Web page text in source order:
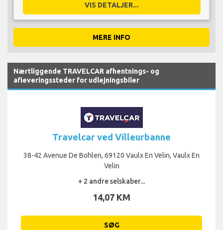
VIS DETALJER...
MERE INFO
Nærtliggende TRAVELCAR afhentnings- og
afleveringssteder for udlejningsbiler
Travelcar ved Villeurbanne
38-42 Avenue De Bohlen, 69120 Vaulx En Velin, Vaulx En
Velin
+ 2 andre selskaber...
14,07 KM
SØG